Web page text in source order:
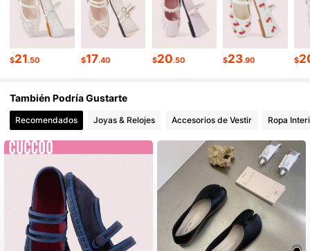
327K Seguidores
4.89 327K Seguidores
4.89 327K Seguidores
4.89 327K Seguidores
4.89 327K Seguidores
$21.50 $17.40 $20.50 $23.90 $
También Podría Gustarte
Recomendados Joyas & Relojes Accesorios de Vestir Ropa